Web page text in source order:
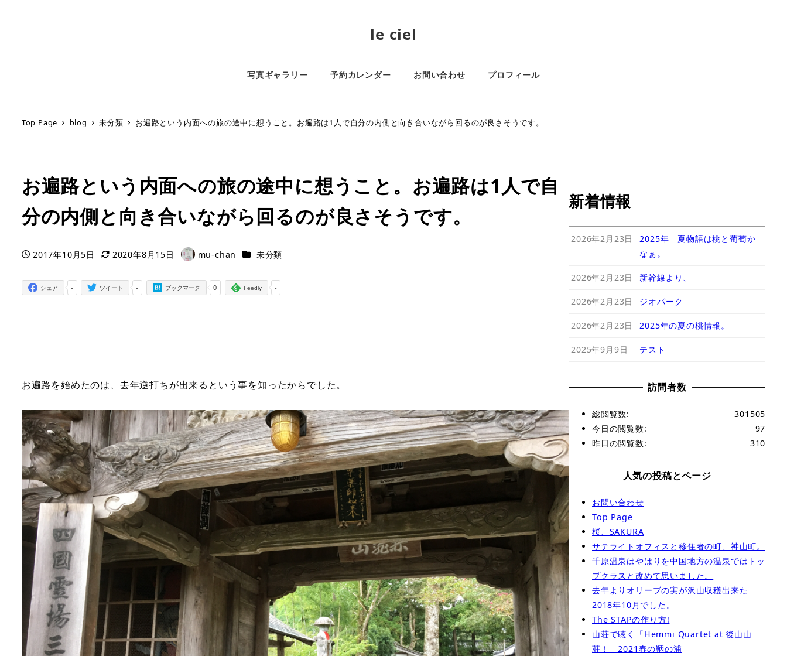
le ciel
写真ギャラリー 予約カレンダー お問い合わせ プロフィール
Top Page blog 未分類 お遍路という内面への旅の途中に想うこと。お遍路は1人で自分の内側と向き合いながら回るのが良さそうです。
お遍路という内面への旅の途中に想うこと。お遍路は1人で自
分の内側と向き合いながら回るのが良さそうです。
投稿日
2017年10月5日
更新日
2020年8月15日
著
mu-chan カテゴリー
未分類
-
シェア -
ツイート 0
ブックマーク -
Feedly
お遍路を始めたのは、去年逆打ちが出来るという事を知ったからでした。
新着情報
2026年2月23日
2025年 夏物語は桃と葡萄か
なぁ。
2026年2月23日 新幹線より、
2026年2月23日 ジオパーク
2026年2月23日 2025年の夏の桃情報。
2025年9月9日 テスト
訪問者数
301505
総閲覧数:
97
今日の閲覧数:
310
昨日の閲覧数:
人気の投稿とページ
お問い合わせ
Top Page
桜、SAKURA
サテライトオフィスと移住者の町、神山町。
千原温泉はやはりを中国地方の温泉ではトッ
プクラスと改めて思いました。
去年よりオリーブの実が沢山収穫出来た
2018年10月でした。
The STAPの作り方!
山荘で聴く「Hemmi Quartet at 後山山
荘！」2021春の鞆の浦